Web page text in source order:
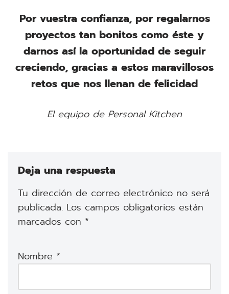
Por vuestra confianza, por regalarnos
proyectos tan bonitos como éste y
darnos así la oportunidad de seguir
creciendo, gracias a estos maravillosos
retos que nos llenan de felicidad
El equipo de Personal Kitchen
Deja una respuesta
Tu dirección de correo electrónico no será
publicada. Los campos obligatorios están
marcados con *
Nombre *